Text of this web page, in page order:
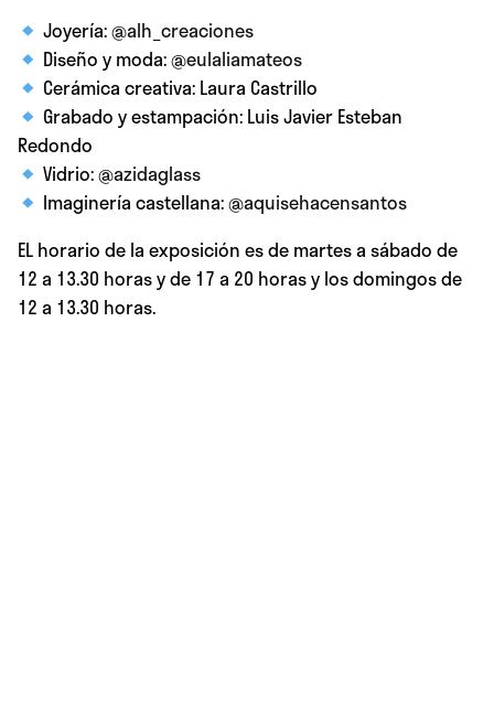
Joyería:@alh_creaciones
Diseño y moda:@eulaliamateos
Cerámica creativa: Laura Castrillo
Grabado y estampación: Luis Javier Esteban
Redondo
Vidrio:@azidaglass
Imaginería castellana:@aquisehacensantos
EL horario de la exposición es de martes a sábado de
12 a 13.30 horas y de 17 a 20 horas y los domingos de
12 a 13.30 horas.